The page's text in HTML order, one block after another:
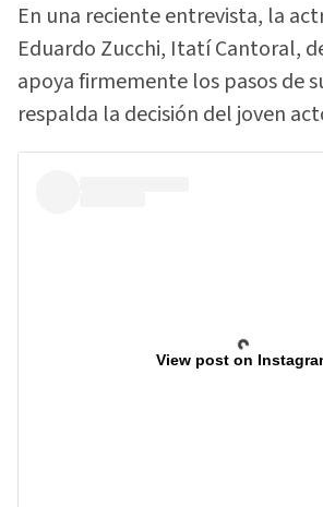
En una reciente entrevista, la
Eduardo Zucchi, Itatí Cantoral,
apoya firmemente los pasos de
respalda la decisión del joven
View post on